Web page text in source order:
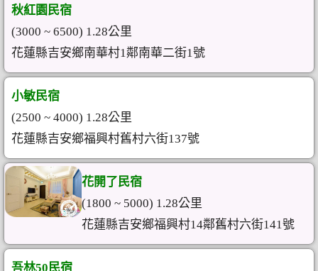
秋紅園民宿
(3000 ~ 6500) 1.28公里
花蓮縣吉安鄉南華村1鄰南華二街1號
小敏民宿
(2500 ~ 4000) 1.28公里
花蓮縣吉安鄉福興村舊村六街137號
花開了民宿
(1800 ~ 5000) 1.28公里
花蓮縣吉安鄉福興村14鄰舊村六街141號
吾林50民宿